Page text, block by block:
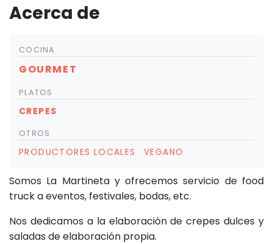
Acerca de
COCINA
GOURMET
PLATOS
CREPES
OTROS
PRODUCTORES LOCALES VEGANO
Somos La Martineta y ofrecemos servicio de food
truck a eventos, festivales, bodas, etc.
Nos dedicamos a la elaboración de crepes dulces y
saladas de elaboración propia.